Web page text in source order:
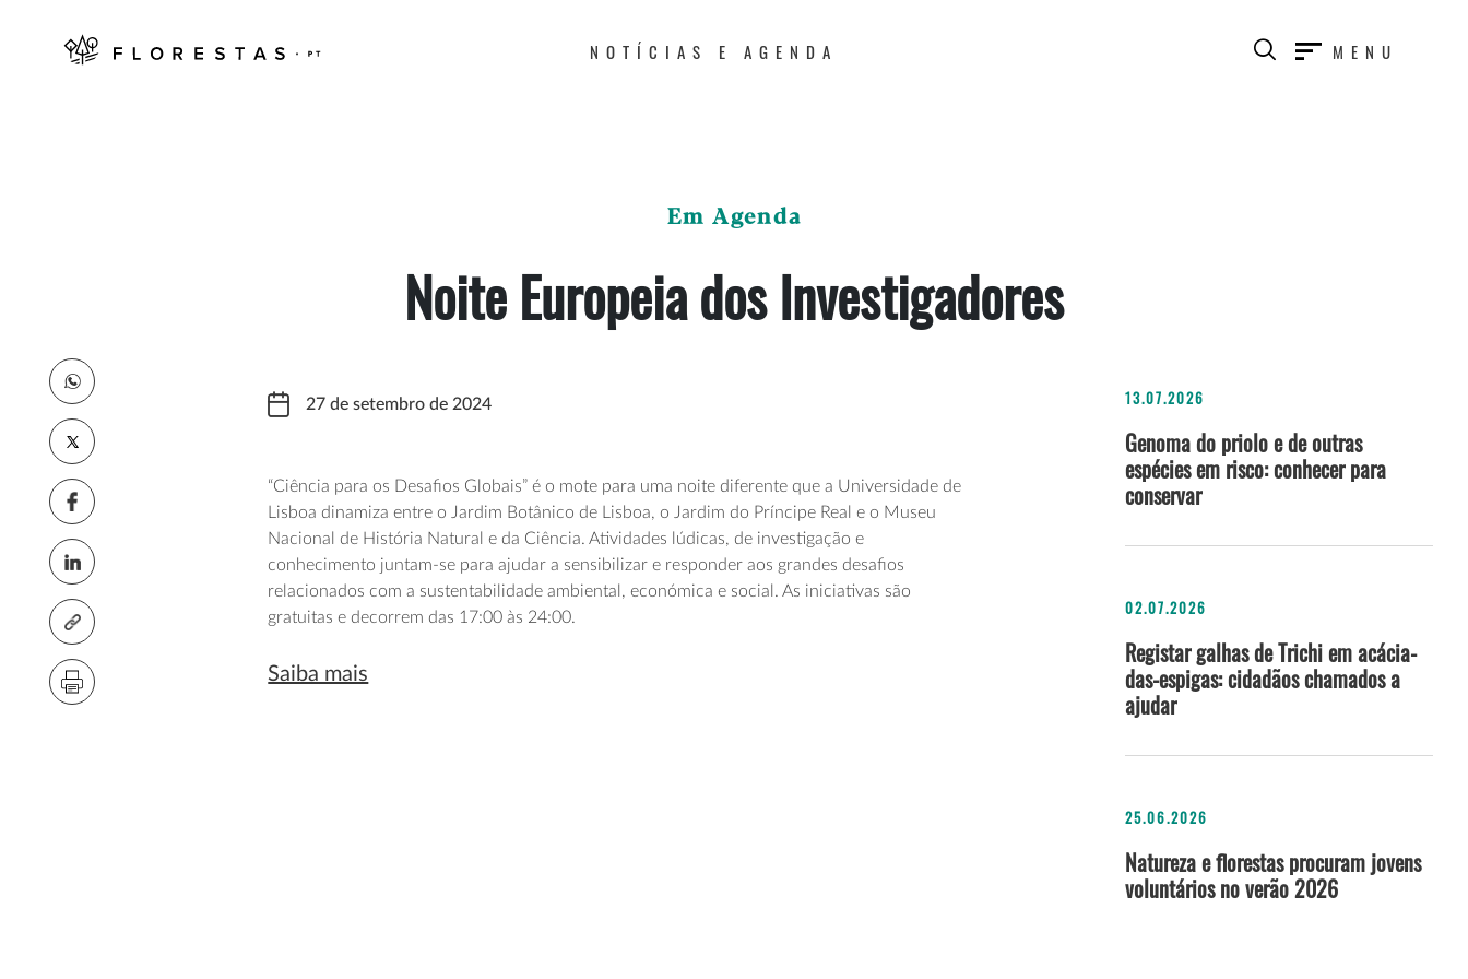
NOTÍCIAS E AGENDA MENU
Em Agenda
Noite Europeia dos Investigadores
27 de setembro de 2024
“Ciência para os Desafios Globais” é o mote para uma noite diferente que a Universidade de
Lisboa dinamiza entre o Jardim Botânico de Lisboa, o Jardim do Príncipe Real e o Museu
Nacional de História Natural e da Ciência. Atividades lúdicas, de investigação e
conhecimento juntam-se para ajudar a sensibilizar e responder aos grandes desafios
relacionados com a sustentabilidade ambiental, económica e social. As iniciativas são
gratuitas e decorrem das 17:00 às 24:00.
Saiba mais
13.07.2026
Genoma do priolo e de outras
espécies em risco: conhecer para
conservar
02.07.2026
Registar galhas de Trichi em acácia-
das-espigas: cidadãos chamados a
ajudar
25.06.2026
Natureza e florestas procuram jovens
voluntários no verão 2026